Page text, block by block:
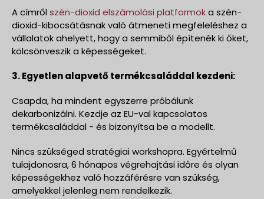
A címről szén-dioxid elszámolási platformoka szén-
dioxid-kibocsátásnak való átmeneti megfeleléshez a
vállalatok ahelyett, hogy a semmiből építenék ki őket,
kölcsönveszik a képességeket.
3. Egyetlen alapvető termékcsaláddal kezdeni:
Csapda, ha mindent egyszerre próbálunk
dekarbonizálni. Kezdje az EU-val kapcsolatos
termékcsaláddal - és bizonyítsa be a modellt.
Nincs szükséged stratégiai workshopra. Egyértelmű
tulajdonosra, 6 hónapos végrehajtási időre és olyan
képességekhez való hozzáférésre van szükség,
amelyekkel jelenleg nem rendelkezik.